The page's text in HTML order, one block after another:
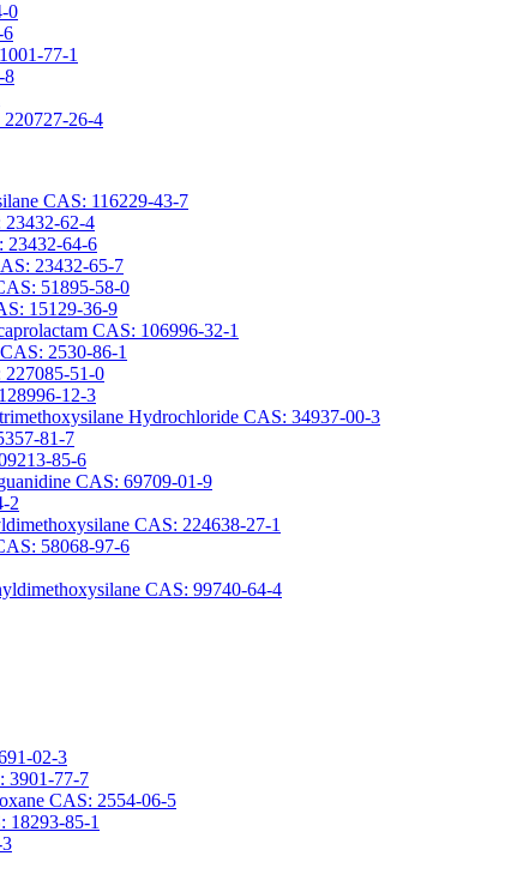
0
6
77-1
8
26-4
CAS: 116229-43-7
62-4
23432-64-6
23432-65-7
51895-58-0
15129-36-9
CAS: 106996-32-1
2530-86-1
51-0
12-3
Hydrochloride CAS: 34937-00-3
81-7
85-6
CAS: 69709-01-9
2
CAS: 224638-27-1
58068-97-6
CAS: 99740-64-4
02-3
3901-77-7
CAS: 2554-06-5
18293-85-1